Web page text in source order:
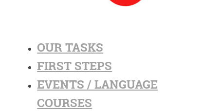
OUR TASKS
FIRST STEPS
EVENTS / LANGUAGE
COURSES